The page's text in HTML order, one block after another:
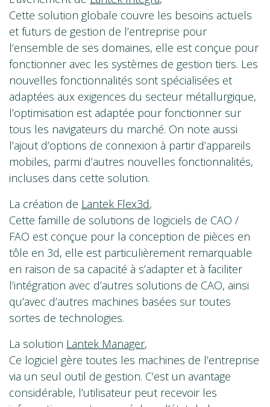
Cette solution globale couvre les besoins actuels
et futurs de gestion de l’entreprise pour
l’ensemble de ses domaines, elle est conçue pour
fonctionner avec les systèmes de gestion tiers. Les
nouvelles fonctionnalités sont spécialisées et
adaptées aux exigences du secteur métallurgique,
l’optimisation est adaptée pour fonctionner sur
tous les navigateurs du marché. On note aussi
l’ajout d’options de connexion à partir d’appareils
mobiles, parmi d’autres nouvelles fonctionnalités,
incluses dans cette solution.
La création de Lantek Flex3d,
Cette famille de solutions de logiciels de CAO /
FAO est conçue pour la conception de pièces en
tôle en 3d, elle est particulièrement remarquable
en raison de sa capacité à s’adapter et à faciliter
l’intégration avec d’autres solutions de CAO, ainsi
qu’avec d’autres machines basées sur toutes
sortes de technologies.
La solution Lantek Manager,
Ce logiciel gère toutes les machines de l’entreprise
via un seul outil de gestion. C’est un avantage
considérable, l’utilisateur peut recevoir les